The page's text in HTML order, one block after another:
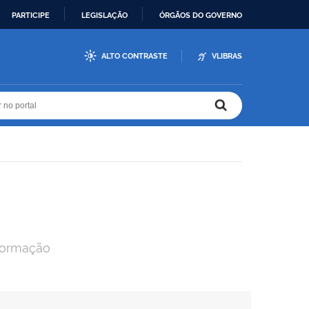
PARTICIPE LEGISLAÇÃO ÓRGÃOS DO GOVERNO
ALTO CONTRASTE VLIBRAS